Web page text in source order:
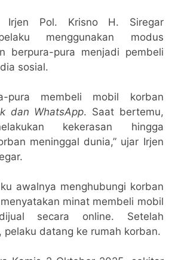
Irjen Pol. Krisno H. Siregar
menggunakan modus
berpura-pura menjadi pembeli
sosial.
pura membeli mobil korban
dan WhatsApp. Saat bertemu,
kekerasan hingga
meninggal dunia,” ujar Irjen
awalnya menghubungi korban
minat membeli mobil
secara online. Setelah
pelaku datang ke rumah korban.